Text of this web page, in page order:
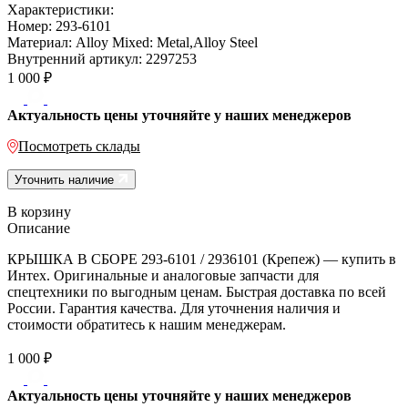
Характеристики:
Номер: 293-6101
Материал: Alloy Mixed: Metal,Alloy Steel
Внутренний артикул: 2297253
1 000 ₽
Актуальность цены уточняйте у наших менеджеров
Посмотреть склады
Уточнить наличие
В корзину
Описание
КРЫШКА В СБОРЕ 293-6101 / 2936101 (Крепеж) — купить в
Интех. Оригинальные и аналоговые запчасти для
спецтехники по выгодным ценам. Быстрая доставка по всей
России. Гарантия качества. Для уточнения наличия и
стоимости обратитесь к нашим менеджерам.
1 000 ₽
Актуальность цены уточняйте у наших менеджеров